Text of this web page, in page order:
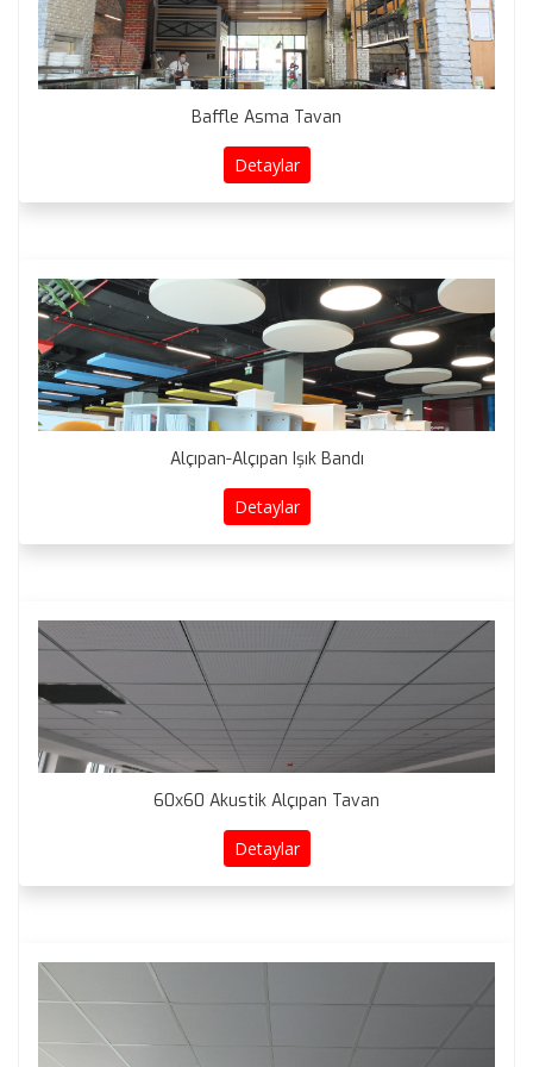
Baffle Asma Tavan
Detaylar
Alçıpan-Alçıpan Işık Bandı
Detaylar
60x60 Akustik Alçıpan Tavan
Detaylar